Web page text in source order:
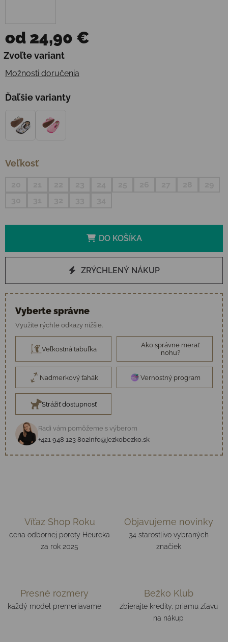
od 24,90 €
Jednotková cena:
Zvoľte variant
Možnosti doručenia
Ďaľšie varianty
Veľkosť
DO KOŠÍKA
ZRÝCHLENÝ NÁKUP
Vyberte správne
Využite rýchle odkazy nižšie.
Veľkostná tabuľka
Ako správne merať
nohu?
Nadmerkový ťahák Vernostný program
Strážiť dostupnosť
Radi vám pomôžeme s výberom
+421 948 123 802info@jezkobezko.sk
Víťaz Shop Roku
cena odbornej poroty Heureka
za rok 2025
Objavujeme novinky
34 starostlivo vybraných
značiek
Presné rozmery
každý model premeriavame
Bežko Klub
zbierajte kredity, priamu zľavu
na nákup